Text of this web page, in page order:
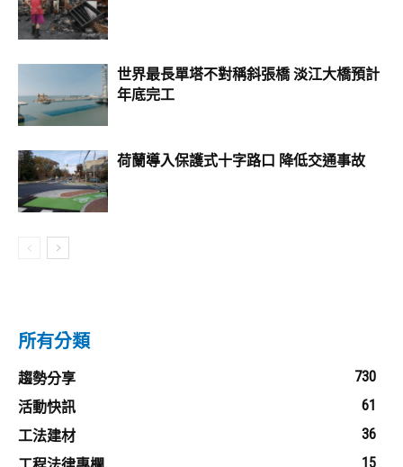
世界最長單塔不對稱斜張橋 淡江大橋預計
年底完工
荷蘭導入保護式十字路口 降低交通事故
所有分類
趨勢分享
730
活動快訊
61
工法建材
36
15